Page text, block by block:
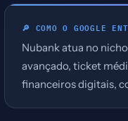
🔎 COMO O GOOGLE
Nubank atua no
avançado, ticket
financeiros digitais,